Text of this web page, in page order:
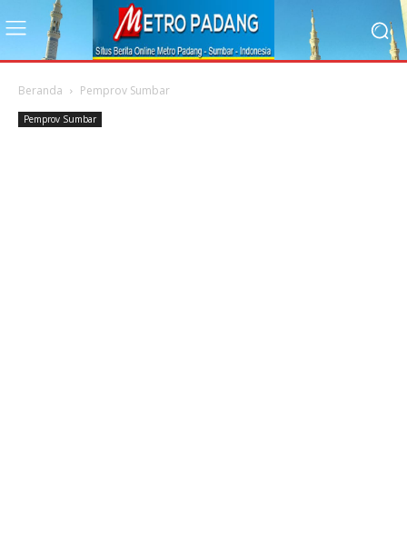
Beranda Pemprov Sumbar
Pemprov Sumbar